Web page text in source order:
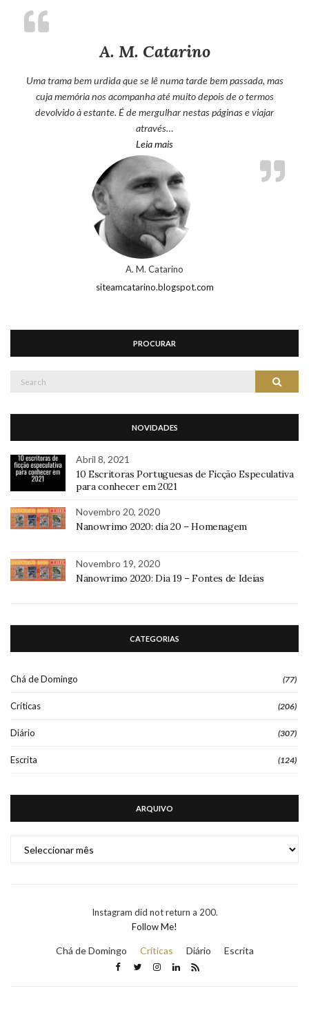
A. M. Catarino
Uma trama bem urdida que se lê numa tarde bem passada, mas
cuja memória nos acompanha até muito depois de o termos
devolvido à estante. É de mergulhar nestas páginas e viajar
através…
Leia mais“A. M. Catarino”
A. M. Catarino
siteamcatarino.blogspot.com
PROCURAR
Search
Search
NOVIDADES
Abril 8, 2021
10 Escritoras Portuguesas de Ficção Especulativa
para conhecer em 2021
Novembro 20, 2020
Nanowrimo 2020: dia 20 – Homenagem
Novembro 19, 2020
Nanowrimo 2020: Dia 19 – Fontes de Ideias
CATEGORIAS
Chá de Domingo (77)
Críticas (206)
Diário (307)
Escrita (124)
ARQUIVO
Instagram did not return a 200.
Follow Me!
Chá de Domingo Críticas Diário Escrita